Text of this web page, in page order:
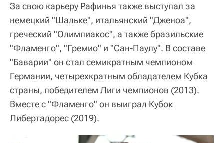
За свою карьеру Рафинья также выступал за
немецкий "Шальке", итальянский "Дженоа",
греческий "Олимпиакос", а также бразильские
"Фламенго", "Гремио" и "Сан-Паулу". В составе
"Баварии" он стал семикратным чемпионом
Германии, четырехкратным обладателем Кубка
страны, победителем Лиги чемпионов (2013).
Вместе с "Фламенго" он выиграл Кубок
Либертадорес (2019).